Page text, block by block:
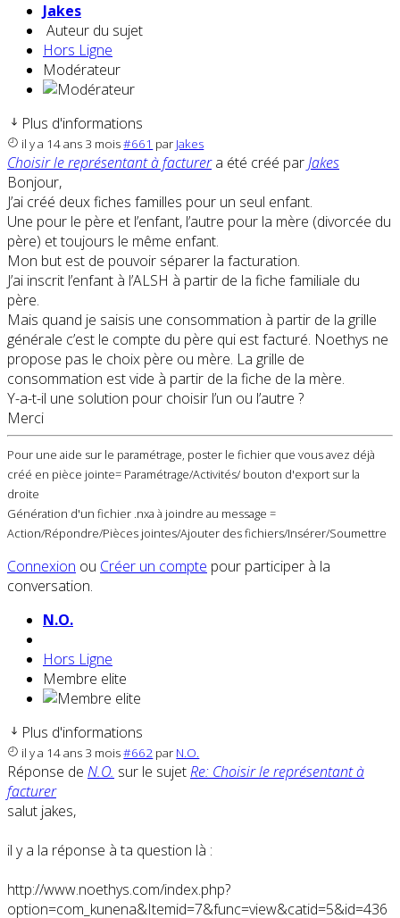
Jakes
Auteur du sujet
Hors Ligne
Modérateur
Plus d'informations
il y a 14 ans 3 mois#661 par Jakes
Choisir le représentant à facturera été créé parJakes
Bonjour,
J’ai créé deux fiches familles pour un seul enfant.
Une pour le père et l’enfant, l’autre pour la mère (divorcée du
père) et toujours le même enfant.
Mon but est de pouvoir séparer la facturation.
J’ai inscrit l’enfant à l’ALSH à partir de la fiche familiale du
père.
Mais quand je saisis une consommation à partir de la grille
générale c’est le compte du père qui est facturé. Noethys ne
propose pas le choix père ou mère. La grille de
consommation est vide à partir de la fiche de la mère.
Y-a-t-il une solution pour choisir l’un ou l’autre ?
Merci
Pour une aide sur le paramétrage, poster le fichier que vous avez déjà
créé en pièce jointe= Paramétrage/Activités/ bouton d'export sur la
droite
Génération d'un fichier .nxa à joindre au message =
Action/Répondre/Pièces jointes/Ajouter des fichiers/Insérer/Soumettre
Connexion ou Créer un compte pour participer à la
conversation.
N.O.
Hors Ligne
Membre elite
Plus d'informations
il y a 14 ans 3 mois#662 par N.O.
Réponse de N.O. sur le sujetRe: Choisir le représentant à
facturer
salut jakes,
il y a la réponse à ta question là :
http://www.noethys.com/index.php?
option=com_kunena&Itemid=7&func=view&catid=5&id=436